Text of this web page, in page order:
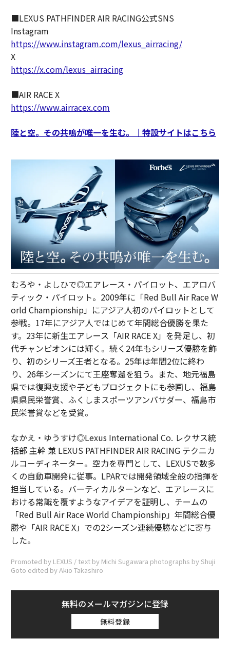
■LEXUS PATHFINDER AIR RACING公式SNS
Instagram
https://www.instagram.com/lexus_airracing/
X
https://x.com/lexus_airracing
■AIR RACE X
https://www.airracex.com
陸と空。その共鳴が唯一を生む。｜特設サイトはこちら
むろや・よしひで◎エアレース・パイロット、エアロバ
ティック・パイロット。2009年に「Red Bull Air Race W
orld Championship」にアジア人初のパイロットとして
参戦。17年にアジア人ではじめて年間総合優勝を果た
す。23年に新生エアレース「AIR RACE X」を発足し、初
代チャンピオンには輝く。続く24年もシリーズ優勝を飾
り、初のシリーズ王者となる。25年は年間2位に終わ
り、26年シーズンにて王座奪還を狙う。また、地元福島
県では復興支援や子どもプロジェクトにも参画し、福島
県県民栄誉賞、ふくしまスポーツアンバサダー、福島市
民栄誉賞などを受賞。
なかえ・ゆうすけ◎Lexus International Co. レクサス統
括部 主幹 兼 LEXUS PATHFINDER AIR RACING テクニカ
ルコーディネーター。空力を専門として、LEXUSで数多
くの自動車開発に従事。LPARでは開発領域全般の指揮を
担当している。バーティカルターンなど、エアレースに
おける常識を覆すようなアイデアを証明し、チームの
「Red Bull Air Race World Championship」年間総合優
勝や「AIR RACE X」での2シーズン連続優勝などに寄与
した。
Promoted by LEXUS / text by Michi Sugawara photographs by Shuji
Goto edited by Akio Takashiro
無料のメールマガジンに登録
無料登録